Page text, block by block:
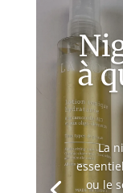
à
La
ou le